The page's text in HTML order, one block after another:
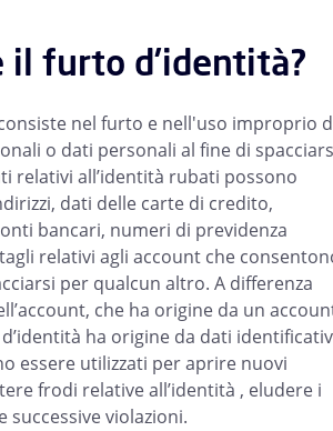
il furto d’identità?
nel furto e nell'uso improprio
o dati personali al fine di
relativi all’identità rubati possono
dati delle carte di credito,
bancari, numeri di previdenza
relativi agli account che
per qualcun altro. A differenza
che ha origine da un
ha origine da dati
essere utilizzati per aprire nuovi
frodi relative all’identità , eludere i
violazioni.